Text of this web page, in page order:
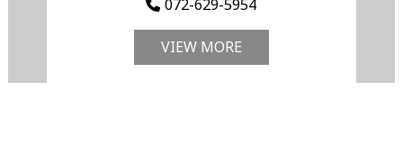
072-629-5954
VIEW MORE